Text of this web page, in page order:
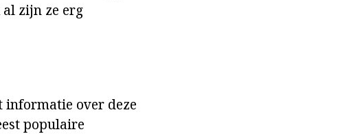
zijn ze erg
informatie over deze
populaire